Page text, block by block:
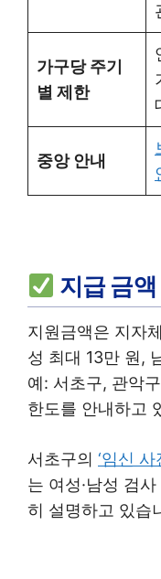
가구당 주기
별 제한
중앙 안내
지급 금액
지원금액은 지자
성 최대 13만 원,
예: 서초구, 관악
한도를 안내하고
서초구의 ‘임신
는 여성·남성 검
히 설명하고 있습